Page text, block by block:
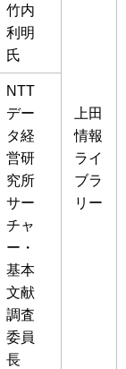
竹内
利明
氏
上田
情報
ライ
ブラ
リー
NTT
デー
タ経
営研
究所
サー
チャ
ー・
基本
文献
調査
委員
長